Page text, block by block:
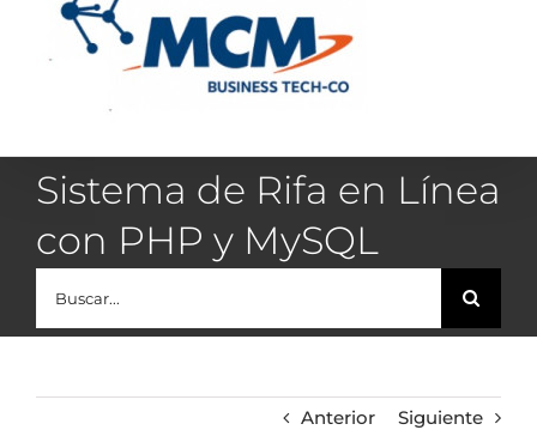
Sistema de Rifa en Línea
con PHP y MySQL
Anterior Siguiente